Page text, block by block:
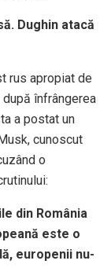
Dughin atacă
rus apropiat de
înfrângerea
a postat un
cunoscut
o
din România
este o
europenii nu-